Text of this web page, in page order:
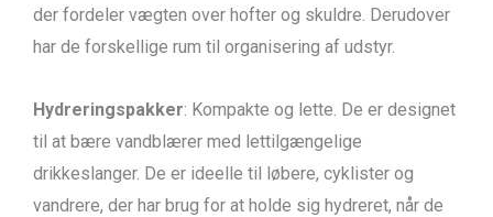
der fordeler vægten over hofter og skuldre. Derudover
har de forskellige rum til organisering af udstyr.
Hydreringspakker: Kompakte og lette. De er designet
til at bære vandblærer med lettilgængelige
drikkeslanger. De er ideelle til løbere, cyklister og
vandrere, der har brug for at holde sig hydreret, når de